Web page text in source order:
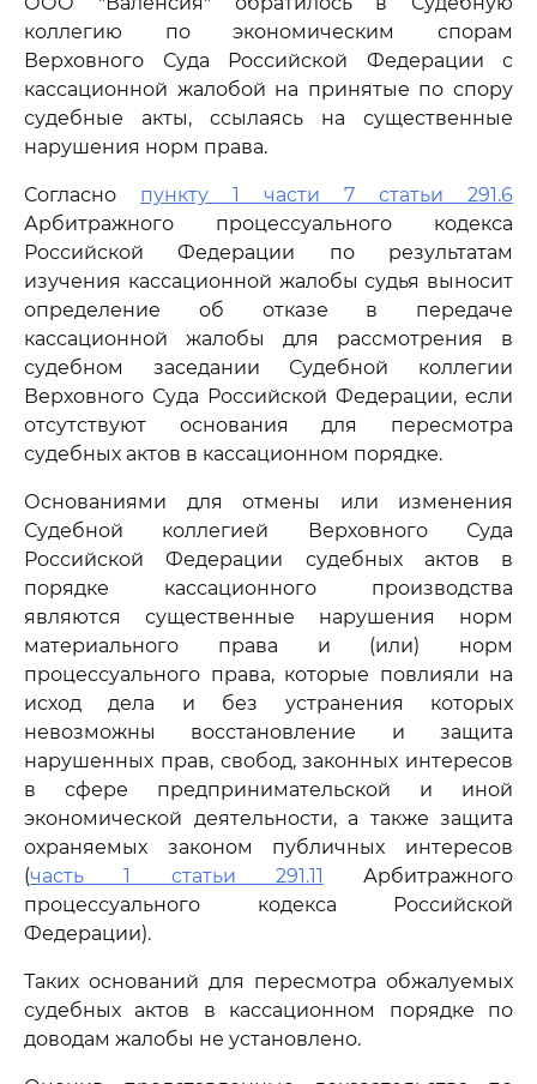
коллегию по экономическим спорам
Верховного Суда Российской Федерации с
кассационной жалобой на принятые по спору
судебные акты, ссылаясь на существенные
нарушения норм права.
Согласно пункту 1 части 7 статьи 291.6
Арбитражного процессуального кодекса
Российской Федерации по результатам
изучения кассационной жалобы судья выносит
определение об отказе в передаче
кассационной жалобы для рассмотрения в
судебном заседании Судебной коллегии
Верховного Суда Российской Федерации, если
отсутствуют основания для пересмотра
судебных актов в кассационном порядке.
Основаниями для отмены или изменения
Судебной коллегией Верховного Суда
Российской Федерации судебных актов в
порядке кассационного производства
являются существенные нарушения норм
материального права и (или) норм
процессуального права, которые повлияли на
исход дела и без устранения которых
невозможны восстановление и защита
нарушенных прав, свобод, законных интересов
в сфере предпринимательской и иной
экономической деятельности, а также защита
охраняемых законом публичных интересов
(часть 1 статьи 291.11 Арбитражного
процессуального кодекса Российской
Федерации).
Таких оснований для пересмотра обжалуемых
судебных актов в кассационном порядке по
доводам жалобы не установлено.